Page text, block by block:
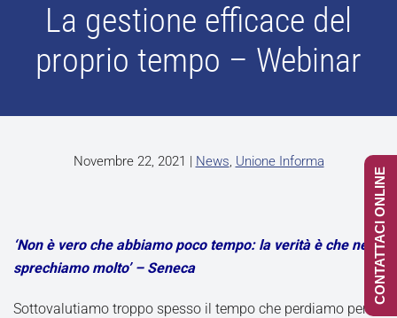
La gestione efficace del
proprio tempo – Webinar
Novembre 22, 2021 | News, Unione Informa
‘Non è vero che abbiamo poco tempo: la verità è che ne
sprechiamo molto’ – Seneca
Sottovalutiamo troppo spesso il tempo che perdiamo per la
CONTATTACI ONLINE